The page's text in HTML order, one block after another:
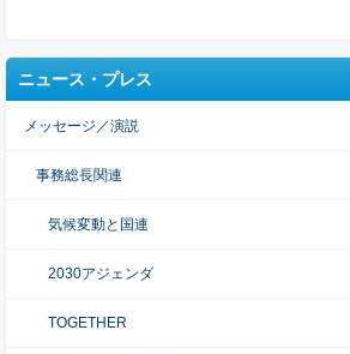
ニュース・プレス
メッセージ／演説
事務総長関連
気候変動と国連
2030アジェンダ
TOGETHER